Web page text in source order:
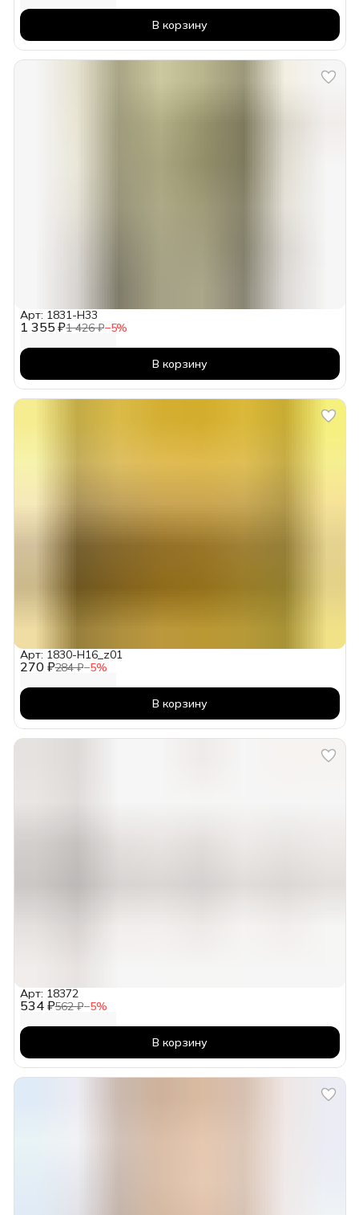
В корзину
1 355 ₽1 426 ₽−5%
Арт: 1831-H33
В корзину
270 ₽284 ₽−5%
Арт: 1830-H16_z01
В корзину
534 ₽562 ₽−5%
Арт: 18372
В корзину